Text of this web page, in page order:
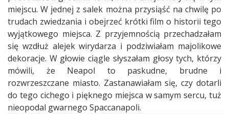
miejscu. W jednej z salek można przysiąść na chwilę po
trudach zwiedzania i obejrzeć krótki film o historii tego
wyjątkowego miejsca. Z przyjemnością przechadzałam
się wzdłuż alejek wirydarza i podziwiałam majolikowe
dekoracje. W głowie ciągle słyszałam głosy tych, którzy
mówili, że Neapol to paskudne, brudne i
rozwrzeszczane miasto. Zastanawiałam się, czy dotarli
do tego cichego i pięknego miejsca w samym sercu, tuż
nieopodal gwarnego Spaccanapoli.